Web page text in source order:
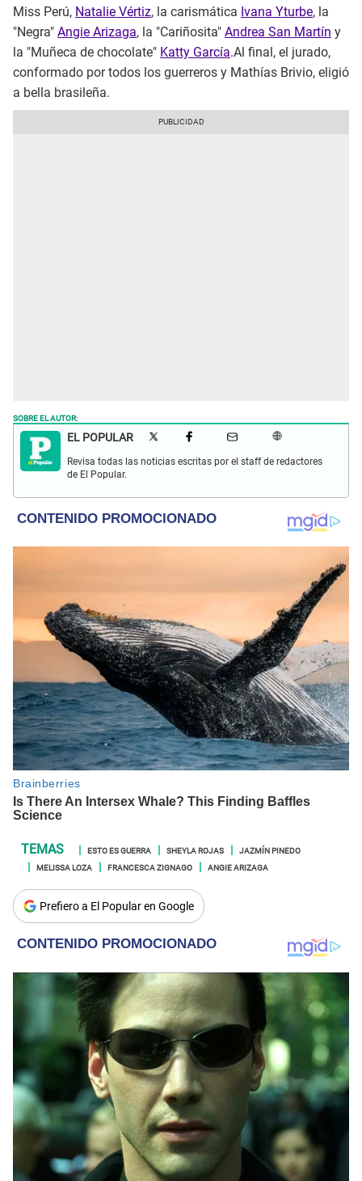
Miss Perú, Natalie Vértiz, la carismática Ivana Yturbe, la
"Negra" Angie Arizaga, la "Cariñosita" Andrea San Martín y
la "Muñeca de chocolate" Katty García.Al final, el jurado,
conformado por todos los guerreros y Mathías Brivio, eligió
a bella brasileña.
SOBRE EL AUTOR:
EL POPULAR
Revisa todas las noticias escritas por el staff de redactores
de El Popular.
ESTO ES GUERRA SHEYLA ROJAS
JAZMÍN PINEDO
MELISSA LOZA
FRANCESCA ZIGNAGO ANGIE ARIZAGA
Prefiero a El Popular en Google